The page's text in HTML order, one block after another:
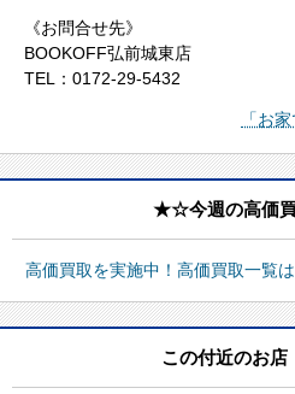
《お問合せ先》
BOOKOFF弘前城東店
TEL：0172-29-5432
「お
★☆今週の高価
高価買取を実施中！高価買取一覧
この付近のお店